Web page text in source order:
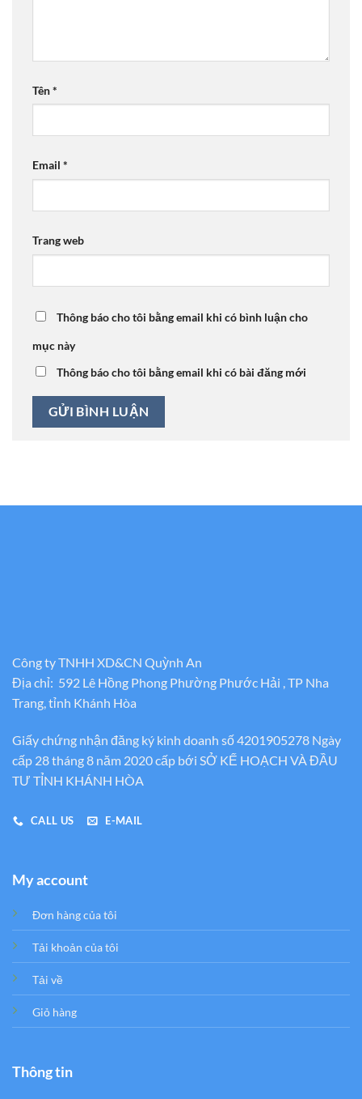
Tên*
Email *
Trang web
Thông báo cho tôi bằng email khi có bình luận cho
mục này
Thông báo cho tôi bằng email khi có bài đăng mới
Công ty TNHH XD&CN Quỳnh An
Địa chỉ: 592 Lê Hồng Phong Phường Phước Hải , TP Nha
Trang, tỉnh Khánh Hòa
Giấy chứng nhận đăng ký kinh doanh số 4201905278 Ngày
cấp 28 tháng 8 năm 2020 cấp bới SỞ KẾ HOẠCH VÀ ĐẦU
TƯ TỈNH KHÁNH HÒA
CALL US E-MAIL
My account
Đơn hàng của tôi
Tải khoản của tôi
Tải về
Giỏ hàng
Thông tin